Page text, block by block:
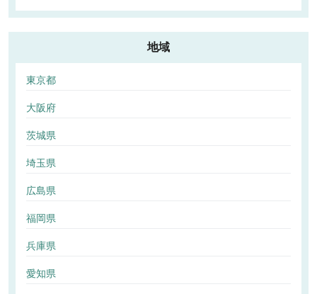
地域
東京都
大阪府
茨城県
埼玉県
広島県
福岡県
兵庫県
愛知県